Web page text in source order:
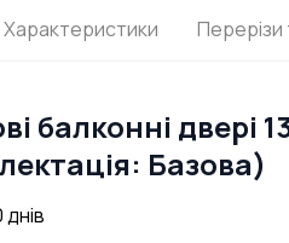
Характеристики Перерізи
балконні двері
Базова)
днів